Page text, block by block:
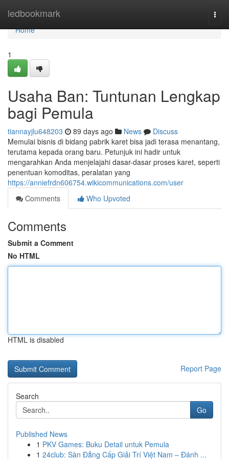
ledbookmark
Home
Home
1
Usaha Ban: Tuntunan Lengkap
bagi Pemula
tiannayjlu648203 89 days ago News
Discuss
Memulai bisnis di bidang pabrik karet bisa jadi terasa menantang,
terutama kepada orang baru. Petunjuk ini hadir untuk
mengarahkan Anda menjelajahi dasar-dasar proses karet, seperti
penentuan komoditas, peralatan yang
https://anniefrdn606754.wikicommunications.com/user
Comments
Who Upvoted
Comments
Submit a Comment
No HTML
HTML is disabled
Report Page
Search
Go
Published News
1 PKV Games: Buku Detail untuk Pemula
1 24club: Sàn Đẳng Cấp Giải Trí Việt Nam – Đánh ...